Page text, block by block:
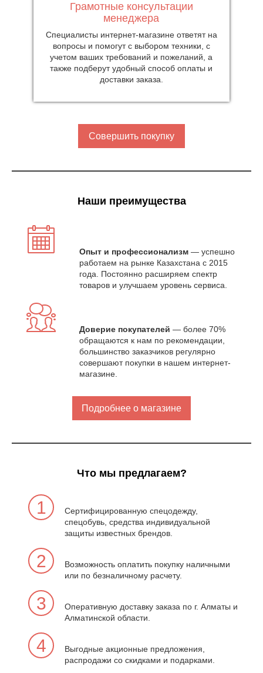
Грамотные консультации
менеджера
Специалисты интернет-магазине ответят на
вопросы и помогут с выбором техники, с
учетом ваших требований и пожеланий, а
также подберут удобный способ оплаты и
доставки заказа.
Совершить покупку
Наши преимущества
Опыт и профессионализм — успешно
работаем на рынке Казахстана с 2015
года. Постоянно расширяем спектр
товаров и улучшаем уровень сервиса.
Доверие покупателей — более 70%
обращаются к нам по рекомендации,
большинство заказчиков регулярно
совершают покупки в нашем интернет-
магазине.
Подробнее о магазине
Что мы предлагаем?
1
Сертифицированную спецодежду,
спецобувь, средства индивидуальной
защиты известных брендов.
2
Возможность оплатить покупку наличными
или по безналичному расчету.
3
Оперативную доставку заказа по г. Алматы и
Алматинской области.
4
Выгодные акционные предложения,
распродажи со скидками и подарками.